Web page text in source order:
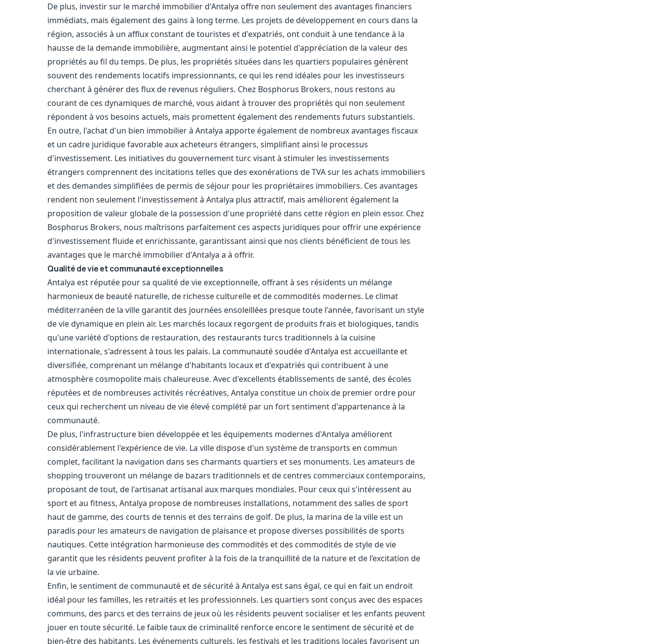
De plus, investir sur le marché immobilier d'Antalya offre non seulement des avantages financiers
immédiats, mais également des gains à long terme. Les projets de développement en cours dans la
région, associés à un afflux constant de touristes et d'expatriés, ont conduit à une tendance à la
hausse de la demande immobilière, augmentant ainsi le potentiel d'appréciation de la valeur des
propriétés au fil du temps. De plus, les propriétés situées dans les quartiers populaires génèrent
souvent des rendements locatifs impressionnants, ce qui les rend idéales pour les investisseurs
cherchant à générer des flux de revenus réguliers. Chez Bosphorus Brokers, nous restons au
courant de ces dynamiques de marché, vous aidant à trouver des propriétés qui non seulement
répondent à vos besoins actuels, mais promettent également des rendements futurs substantiels.
En outre, l'achat d'un bien immobilier à Antalya apporte également de nombreux avantages fiscaux
et un cadre juridique favorable aux acheteurs étrangers, simplifiant ainsi le processus
d'investissement. Les initiatives du gouvernement turc visant à stimuler les investissements
étrangers comprennent des incitations telles que des exonérations de TVA sur les achats immobiliers
et des demandes simplifiées de permis de séjour pour les propriétaires immobiliers. Ces avantages
rendent non seulement l'investissement à Antalya plus attractif, mais améliorent également la
proposition de valeur globale de la possession d'une propriété dans cette région en plein essor. Chez
Bosphorus Brokers, nous maîtrisons parfaitement ces aspects juridiques pour offrir une expérience
d'investissement fluide et enrichissante, garantissant ainsi que nos clients bénéficient de tous les
avantages que le marché immobilier d'Antalya a à offrir.
Qualité de vie et communauté exceptionnelles
Antalya est réputée pour sa qualité de vie exceptionnelle, offrant à ses résidents un mélange
harmonieux de beauté naturelle, de richesse culturelle et de commodités modernes. Le climat
méditerranéen de la ville garantit des journées ensoleillées presque toute l'année, favorisant un style
de vie dynamique en plein air. Les marchés locaux regorgent de produits frais et biologiques, tandis
qu'une variété d'options de restauration, des restaurants turcs traditionnels à la cuisine
internationale, s'adressent à tous les palais. La communauté soudée d'Antalya est accueillante et
diversifiée, comprenant un mélange d'habitants locaux et d'expatriés qui contribuent à une
atmosphère cosmopolite mais chaleureuse. Avec d'excellents établissements de santé, des écoles
réputées et de nombreuses activités récréatives, Antalya constitue un choix de premier ordre pour
ceux qui recherchent un niveau de vie élevé complété par un fort sentiment d'appartenance à la
communauté.
De plus, l'infrastructure bien développée et les équipements modernes d'Antalya améliorent
considérablement l'expérience de vie. La ville dispose d'un système de transports en commun
complet, facilitant la navigation dans ses charmants quartiers et ses monuments. Les amateurs de
shopping trouveront un mélange de bazars traditionnels et de centres commerciaux contemporains,
proposant de tout, de l'artisanat artisanal aux marques mondiales. Pour ceux qui s'intéressent au
sport et au fitness, Antalya propose de nombreuses installations, notamment des salles de sport
haut de gamme, des courts de tennis et des terrains de golf. De plus, la marina de la ville est un
paradis pour les amateurs de navigation de plaisance et propose diverses possibilités de sports
nautiques. Cette intégration harmonieuse des commodités et des commodités de style de vie
garantit que les résidents peuvent profiter à la fois de la tranquillité de la nature et de l’excitation de
la vie urbaine.
Enfin, le sentiment de communauté et de sécurité à Antalya est sans égal, ce qui en fait un endroit
idéal pour les familles, les retraités et les professionnels. Les quartiers sont conçus avec des espaces
communs, des parcs et des terrains de jeux où les résidents peuvent socialiser et les enfants peuvent
jouer en toute sécurité. Le faible taux de criminalité renforce encore le sentiment de sécurité et de
bien-être des habitants. Les événements culturels, les festivals et les traditions locales favorisent un